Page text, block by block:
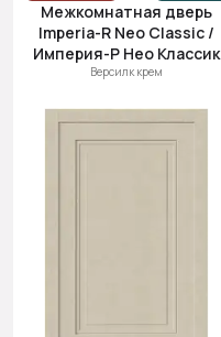
Межкомнатная дверь
Imperia-R Neo Classic /
Империя-Р Нео Классик
Версилк крем